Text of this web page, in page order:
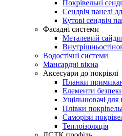
Покрівельні
Сендвіч панелі
Кутові сендвіч
Фасадні системи
Металевий
Водостічні системи
Мансардні вікна
Аксесуари до покрівлі
Планки
Елементи
Ущільнювачі для
Плівки
Саморізи
Теплоізоляція